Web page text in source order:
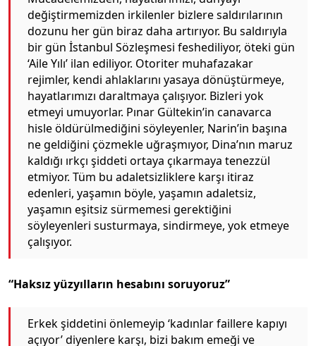
değiştirmemizden irkilenler bizlere saldırılarının
dozunu her gün biraz daha artırıyor. Bu saldırıyla
bir gün İstanbul Sözleşmesi feshediliyor, öteki gün
‘Aile Yılı’ ilan ediliyor. Otoriter muhafazakar
rejimler, kendi ahlaklarını yasaya dönüştürmeye,
hayatlarımızı daraltmaya çalışıyor. Bizleri yok
etmeyi umuyorlar. Pınar Gültekin’in canavarca
hisle öldürülmediğini söyleyenler, Narin’in başına
ne geldiğini çözmekle uğraşmıyor, Dina’nın maruz
kaldığı ırkçı şiddeti ortaya çıkarmaya tenezzül
etmiyor. Tüm bu adaletsizliklere karşı itiraz
edenleri, yaşamın böyle, yaşamın adaletsiz,
yaşamın eşitsiz sürmemesi gerektiğini
söyleyenleri susturmaya, sindirmeye, yok etmeye
çalışıyor.
“Haksız yüzyılların hesabını soruyoruz”
Erkek şiddetini önlemeyip ‘kadınlar faillere kapıyı
açıyor’ diyenlere karşı, bizi bakım emeği ve